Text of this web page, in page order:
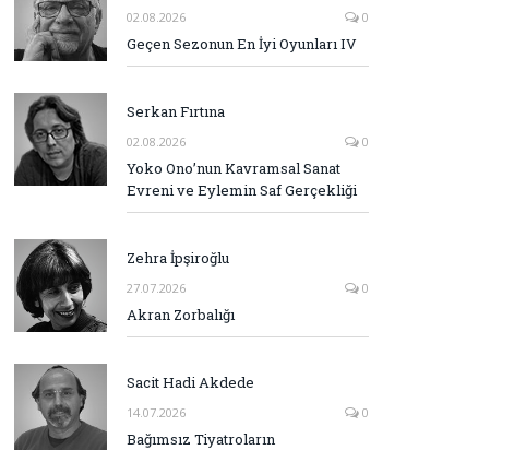
02.08.2026 0
Geçen Sezonun En İyi Oyunları IV
Serkan Fırtına
02.08.2026 0
Yoko Ono’nun Kavramsal Sanat
Evreni ve Eylemin Saf Gerçekliği
Zehra İpşiroğlu
27.07.2026 0
Akran Zorbalığı
Sacit Hadi Akdede
14.07.2026 0
Bağımsız Tiyatroların